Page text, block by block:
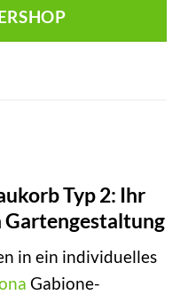
Typ 2: Ihr
Gartengestaltung
in ein individuelles
Gabione-